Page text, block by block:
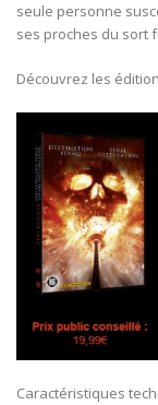
seule personne
ses proches du sort
Découvrez les
Caractéristiques